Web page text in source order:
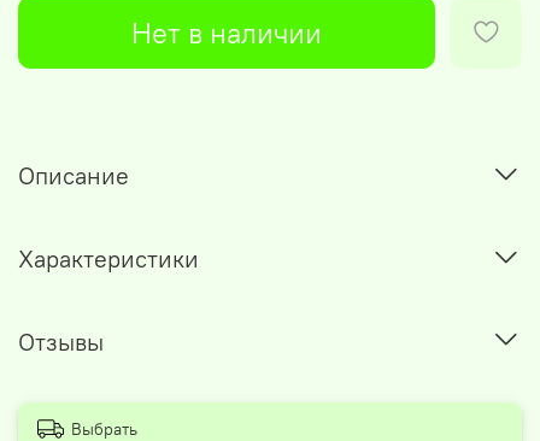
Нет в наличии
Описание
Характеристики
Отзывы
Выбрать